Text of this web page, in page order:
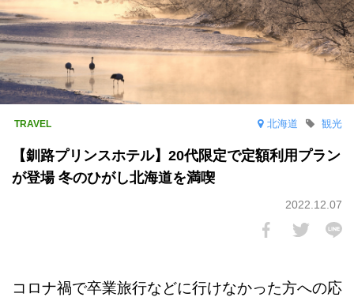
北海道 観光
【釧路プリンスホテル】20代限定で定額利用プラン
が登場 冬のひがし北海道を満喫
2022.12.07
コロナ禍で卒業旅行などに行けなかった方への応